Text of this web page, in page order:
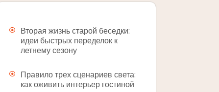
Вторая жизнь старой беседки:
идеи быстрых переделок к
летнему сезону
Правило трех сценариев света:
как оживить интерьер гостиной